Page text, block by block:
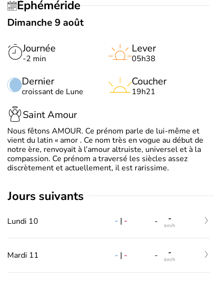
Éphéméride
Dimanche 9 août
Journée
-2 min
Dernier
croissant de Lune
Lever
05h38
Coucher
19h21
Saint Amour
Nous fêtons AMOUR. Ce prénom parle de lui-même et
vient du latin « amor . Ce nom très en vogue au début de
notre ère, renvoyait à l’amour altruiste, universel et à la
compassion. Ce prénom a traversé les siècles assez
discrètement et actuellement, il est rarissime.
jours suivants
Lundi 10 - | - - -
km/h
Mardi 11 - | - - -
km/h